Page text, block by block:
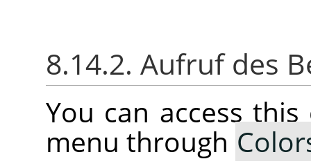
8.14.2. Aufruf des
You can access
menu through